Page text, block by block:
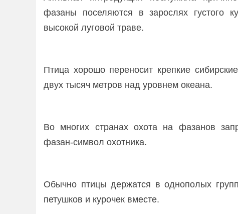
фазаны поселяются в зарослях густого
высокой луговой траве.
Птица хорошо переносит крепкие
двух тысяч метров над уровнем океана.
Во многих странах охота на фазанов
фазан-символ охотника.
Обычно птицы держатся в однополых
петушков и курочек вместе.